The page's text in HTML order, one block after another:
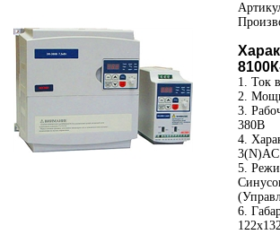
1. Ток
2.
3.
380В
4.
3(N)AC
5.
6.